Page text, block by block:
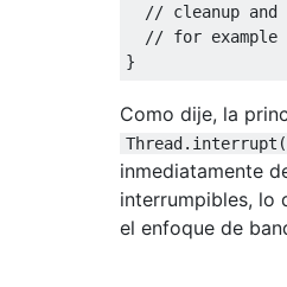
// cleanup and
// for example
}
Como dije, la
inmediatamente
interrumpibles, lo
el enfoque de